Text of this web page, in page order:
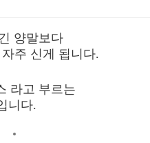
양말보다
자주 신게 됩니다.
라고 부르는
니다.